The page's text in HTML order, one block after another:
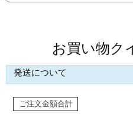
お買い物ク
発送について
ご注文金額合計